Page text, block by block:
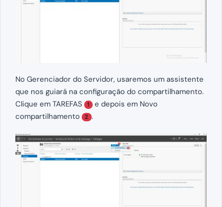
No Gerenciador do Servidor, usaremos um assistente
que nos guiará na configuração do compartilhamento.
Clique em TAREFAS
1 e depois em Novo
compartilhamento
2 .